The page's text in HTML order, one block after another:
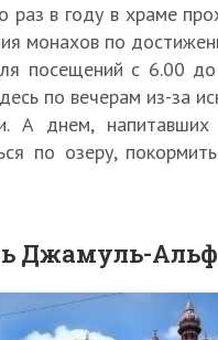
раз в году в храме
монахов по
посещений с 6.00
по вечерам из-за
А днем,
по озеру,
Джамуль-